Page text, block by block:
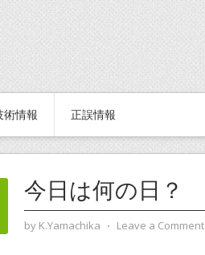
術情報 正誤情報
今日は何の日？
by K.Yamachika ⋅ Leave a Comment